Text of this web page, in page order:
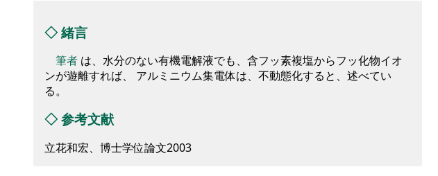
◇ 緒言
筆者 は、水分のない有機電解液でも、含フッ素複塩からフッ化物イオ
ンが遊離すれば、 アルミニウム集電体は、不動態化すると、述べてい
る。
◇ 参考文献
立花和宏、博士学位論文2003